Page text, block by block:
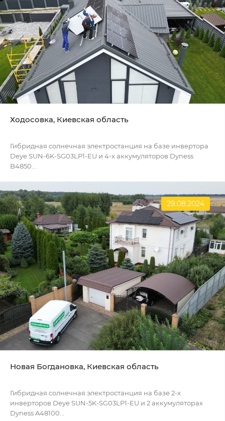
Ходосовка, Киевская область
Гибридная солнечная электростанция на базе инвертора
Deye SUN-6K-SG03LP1-EU и 4-х аккумуляторов Dyness
B4850...
29.08.2024
Новая Богдановка, Киевская область
Гибридная солнечная электростанция на базе 2-х
инверторов Deye SUN-5K-SG03LP1-EU и 2 аккумуляторах
Dyness A48100...